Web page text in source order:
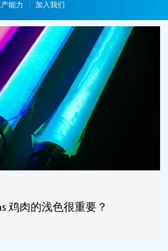
能力 加入我们
鸡肉的浅色很重要？